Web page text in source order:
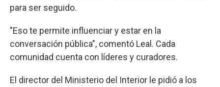
para ser seguido.
"Eso te permite influenciar y estar en la
conversación pública", comentó Leal. Cada
comunidad cuenta con líderes y curadores.
El director del Ministerio del Interior le pidió a los